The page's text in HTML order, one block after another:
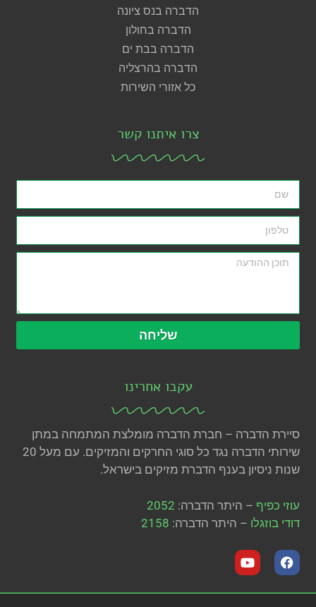
הדברה בנס ציונה
הדברה בחולון
הדברה בבת ים
הדברה בהרצליה
כל אזורי השירות
צרו איתנו קשר
שליחה
עקבו אחרינו
סיירת הדברה – חברת הדברה מומלצת המתמחה במתן
שירותי הדברה נגד כל סוגי החרקים והמזיקים. עם מעל 20
שנות ניסיון בענף הדברת מזיקים בישראל.
עוזי כפיף – היתר הדברה: 2052
דודי בוזגלו – היתר הדברה: 2158